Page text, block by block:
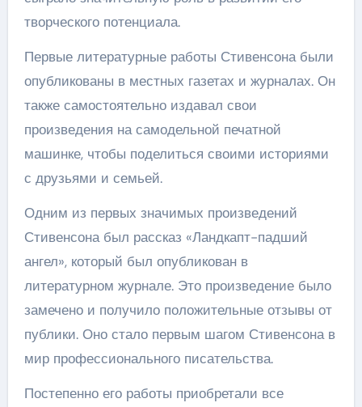
творческого потенциала.
Первые литературные работы Стивенсона были
опубликованы в местных газетах и журналах. Он
также самостоятельно издавал свои
произведения на самодельной печатной
машинке, чтобы поделиться своими историями
с друзьями и семьей.
Одним из первых значимых произведений
Стивенсона был рассказ «Ландкапт-падший
ангел», который был опубликован в
литературном журнале. Это произведение было
замечено и получило положительные отзывы от
публики. Оно стало первым шагом Стивенсона в
мир профессионального писательства.
Постепенно его работы приобретали все